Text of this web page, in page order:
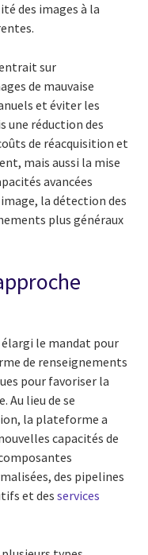
des images à la
sur
de mauvaise
et éviter les
une réduction des
de réacquisition et
mais aussi la mise
avancées
la détection des
plus généraux
élargi le mandat pour
de renseignements
pour favoriser la
Au lieu de se
la plateforme a
capacités de
des pipelines
et des services